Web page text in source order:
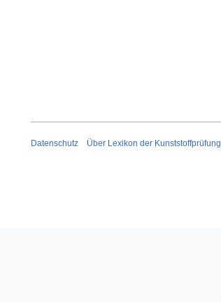
Datenschutz Über Lexikon der Kunststoffprüfung